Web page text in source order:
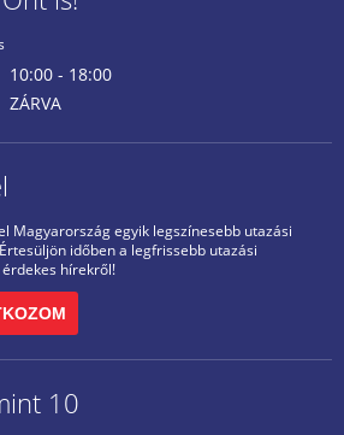
10:00 - 18:00
ZÁRVA
Magyarország egyik legszínesebb utazási
időben a legfrissebb utazási
hírekről!
10